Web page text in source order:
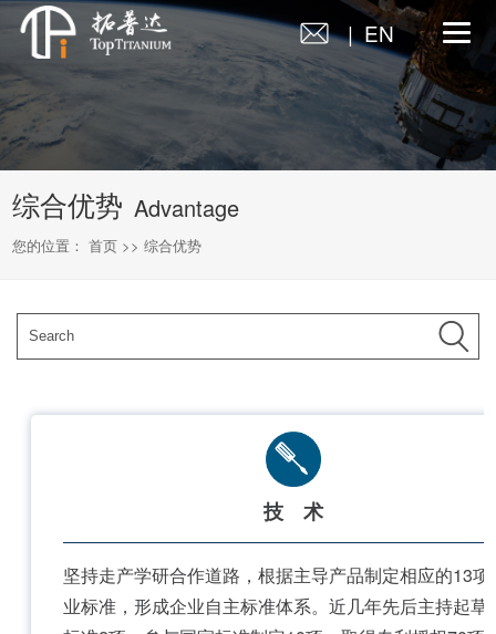
| EN
综合优势 Advantage
您的位置： 首页 >>综合优势
技 术
坚持走产学研合作道路，根据主导产品制定相应的13项
业标准，形成企业自主标准体系。近几年先后主持起草